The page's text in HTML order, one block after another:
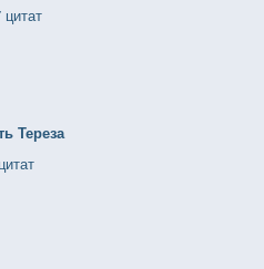
цитат
Тереза